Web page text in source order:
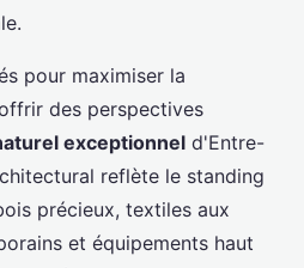
pour maximiser la
des perspectives
exceptionnel d'Entre-
reflète le standing
précieux, textiles aux
et équipements haut